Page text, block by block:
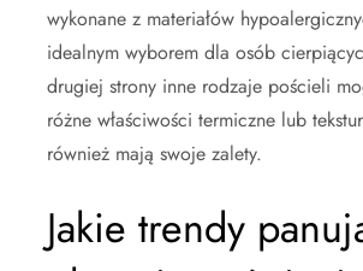
wykonane z materiałów
idealnym wyborem dla osób
drugiej strony inne rodzaje pościeli
różne właściwości termiczne lub
również mają swoje zalety.
Jakie trendy